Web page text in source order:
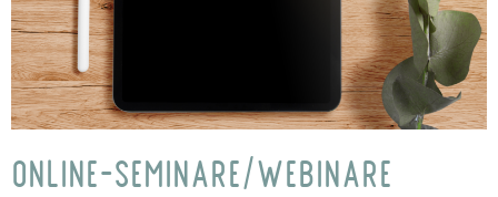
ONLINE-SEMINARE/WEBINARE